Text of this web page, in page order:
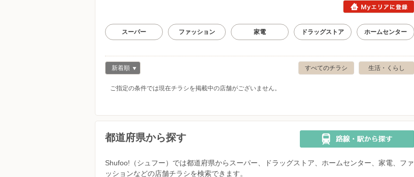
スーパー ファッション 家電 ドラッグストア ホームセンター
生活・くらし
すべてのチラシ
新着順
ご指定の条件では現在チラシを掲載中の店舗がございません。
都道府県から探す
Shufoo!（シュフー）では都道府県からスーパー、ドラッグストア、ホームセンター、家電、ファ
ッションなどの店舗チラシを検索できます。